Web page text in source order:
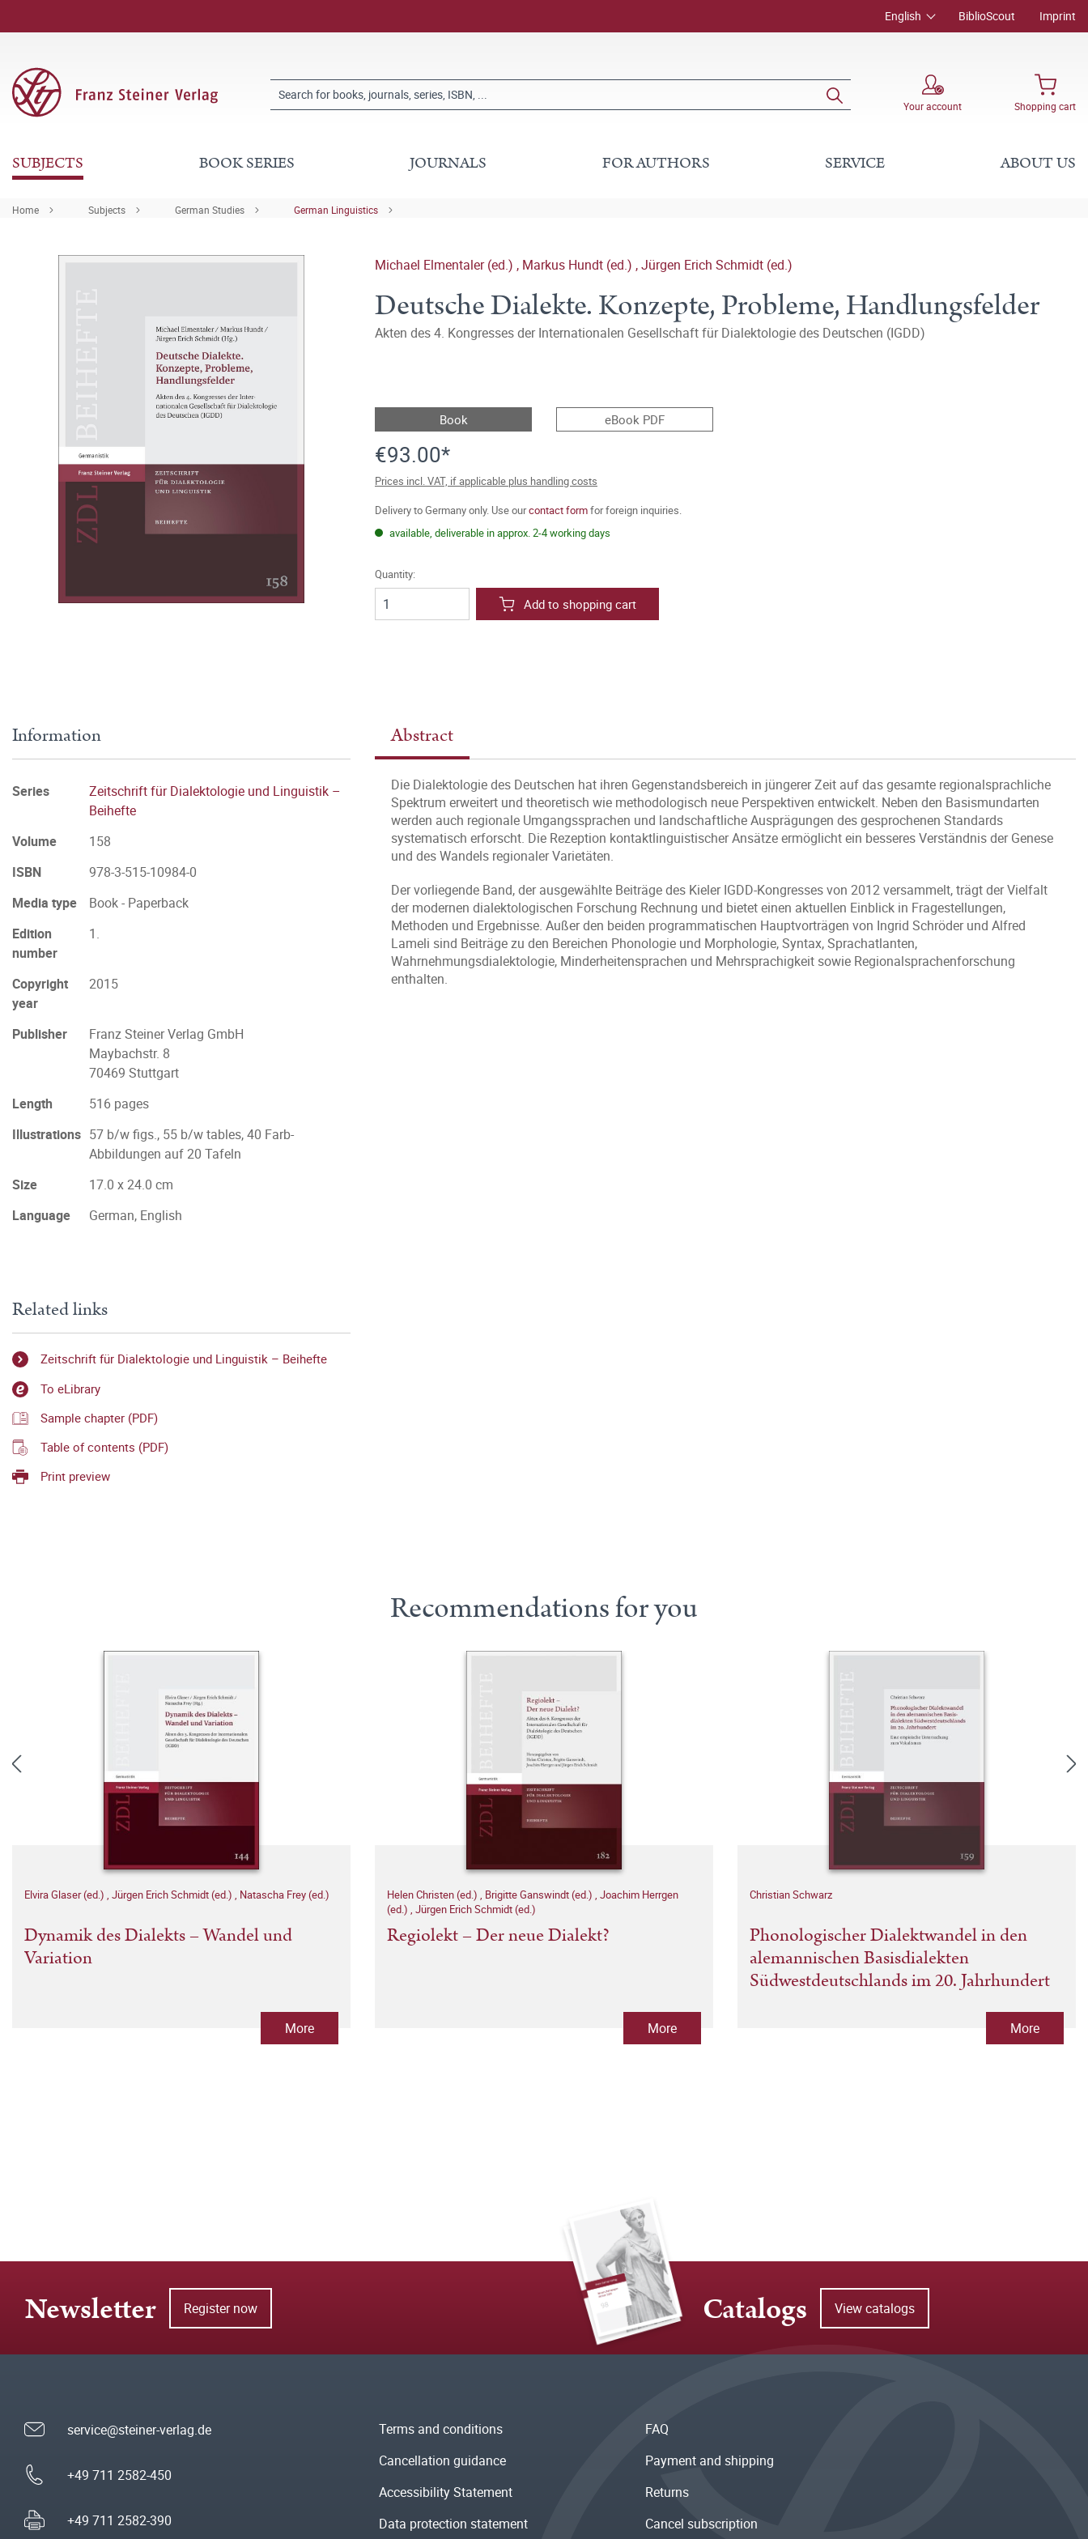
English BiblioScout Imprint
Your account Shopping cart
SUBJECTS BOOK SERIES JOURNALS FOR AUTHORS SERVICE ABOUT US
Home Subjects German Studies German Linguistics
Michael Elmentaler (ed.) , Markus Hundt (ed.) ,Jürgen Erich Schmidt (ed.)
Deutsche Dialekte. Konzepte, Probleme, Handlungsfelder
Akten des 4. Kongresses der Internationalen Gesellschaft für Dialektologie des Deutschen (IGDD)
Book eBook PDF
€93.00*
Prices incl. VAT, if applicable plus handling costs
Delivery to Germany only. Use ourcontact formfor foreign inquiries.
available, deliverable in approx. 2-4 working days
Quantity:
Add to shopping cart
Abstract
Die Dialektologie des Deutschen hat ihren Gegenstandsbereich in jüngerer Zeit auf das gesamte regionalsprachliche
Spektrum erweitert und theoretisch wie methodologisch neue Perspektiven entwickelt. Neben den Basismundarten
werden auch regionale Umgangssprachen und landschaftliche Ausprägungen des gesprochenen Standards
systematisch erforscht. Die Rezeption kontaktlinguistischer Ansätze ermöglicht ein besseres Verständnis der Genese
und des Wandels regionaler Varietäten.
Der vorliegende Band, der ausgewählte Beiträge des Kieler IGDD-Kongresses von 2012 versammelt, trägt der Vielfalt
der modernen dialektologischen Forschung Rechnung und bietet einen aktuellen Einblick in Fragestellungen,
Methoden und Ergebnisse. Außer den beiden programmatischen Hauptvorträgen von Ingrid Schröder und Alfred
Lameli sind Beiträge zu den Bereichen Phonologie und Morphologie, Syntax, Sprachatlanten,
Wahrnehmungsdialektologie, Minderheitensprachen und Mehrsprachigkeit sowie Regionalsprachenforschung
enthalten.
Information
Series
Zeitschrift für Dialektologie und Linguistik –
Beihefte
Volume
158
ISBN
978-3-515-10984-0
Media type
Book - Paperback
Edition
number
1.
Copyright
year
2015
Publisher
Franz Steiner Verlag GmbH
Maybachstr. 8
70469 Stuttgart
Length
516 pages
Illustrations 57 b/w figs., 55 b/w tables, 40 Farb-
Abbildungen auf 20 Tafeln
Size
17.0 x 24.0 cm
Language
German, English
Related links
Zeitschrift für Dialektologie und Linguistik – Beihefte
To eLibrary
Sample chapter (PDF)
Table of contents (PDF)
Print preview
Recommendations for you
Elvira Glaser (ed.) , Jürgen Erich Schmidt (ed.) , Natascha Frey (ed.)
Dynamik des Dialekts – Wandel und
Variation
More
Helen Christen (ed.) , Brigitte Ganswindt (ed.) , Joachim Herrgen
(ed.) , Jürgen Erich Schmidt (ed.)
Regiolekt – Der neue Dialekt?
More
Christian Schwarz
Phonologischer Dialektwandel in den
alemannischen Basisdialekten
Südwestdeutschlands im 20. Jahrhundert
More
Newsletter Register now Catalogs View catalogs
service@steiner-verlag.de
+49 711 2582-450
+49 711 2582-390
Terms and conditions
Cancellation guidance
Accessibility Statement
Data protection statement
FAQ
Payment and shipping
Returns
Cancel subscription